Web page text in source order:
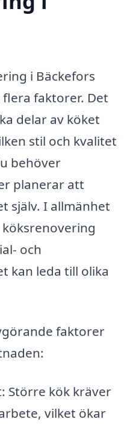
i Bäckefors
faktorer. Det
delar av köket
stil och kvalitet
behöver
planerar att
själv. I allmänhet
och
kan leda till olika
faktorer
Större kök kräver
vilket ökar